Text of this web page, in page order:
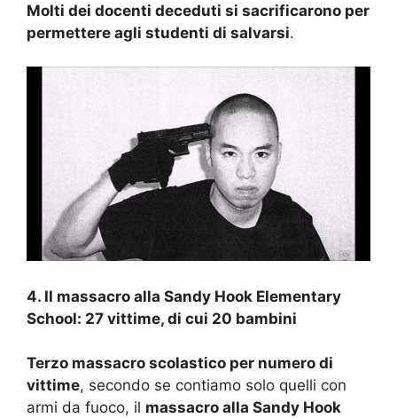
Molti dei docenti deceduti si sacrificarono per
permettere agli studenti di salvarsi.
4. Il massacro alla Sandy Hook Elementary
School: 27 vittime, di cui 20 bambini
Terzo massacro scolastico per numero di
vittime, secondo se contiamo solo quelli con
armi da fuoco, il massacro alla Sandy Hook